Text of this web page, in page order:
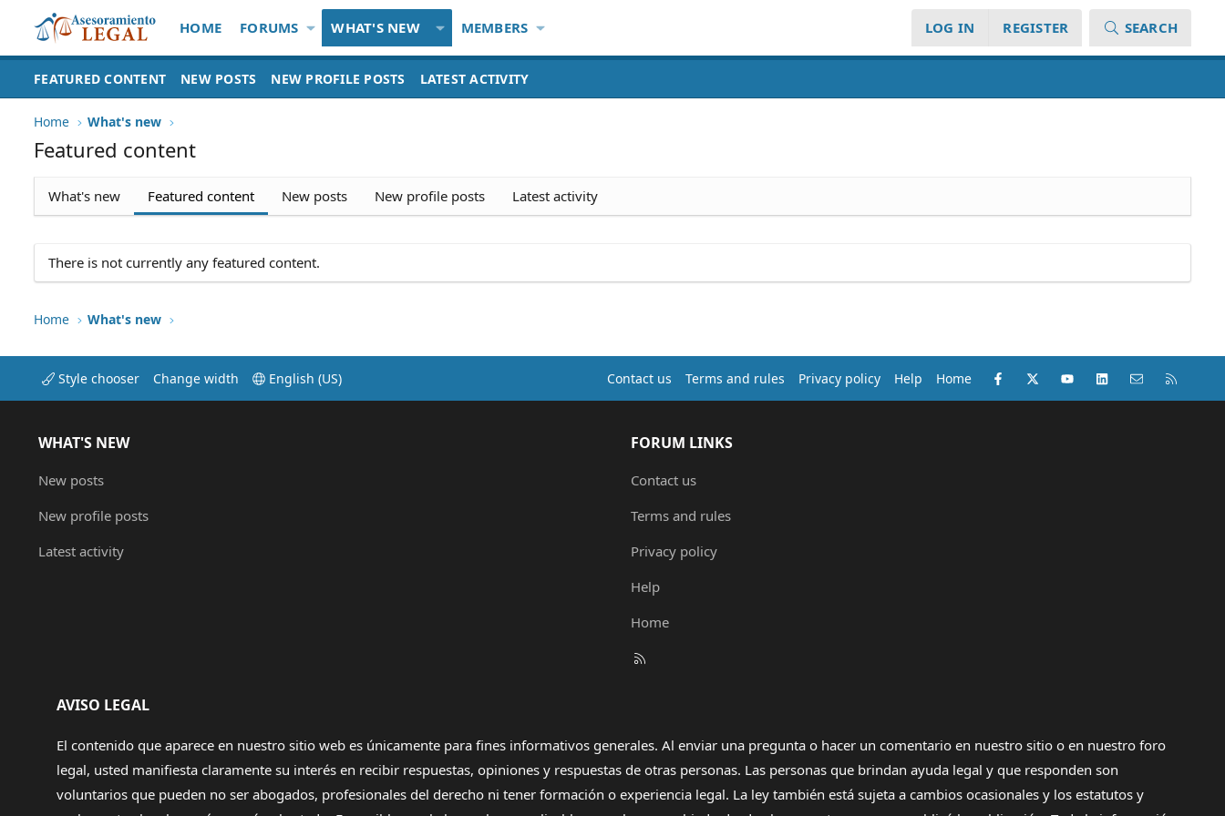
HOME FORUMS WHAT'S NEW MEMBERS LOG IN REGISTER SEARCH
FEATURED CONTENT NEW POSTS NEW PROFILE POSTS LATEST ACTIVITY
Home What's new
Featured content
What's new Featured content New posts New profile posts Latest activity
There is not currently any featured content.
Home What's new
Style chooser Change width English (US) Contact us Terms and rules Privacy policy Help Home Facebook
X youtubeLinkedInContact us
WHAT'S NEW
New posts
New profile posts
Latest activity
FORUM LINKS
Contact us
Terms and rules
Privacy policy
Help
Home
AVISO LEGAL
El contenido que aparece en nuestro sitio web es únicamente para fines informativos generales. Al enviar una pregunta o hacer un comentario en nuestro sitio o en nuestro foro
legal, usted manifiesta claramente su interés en recibir respuestas, opiniones y respuestas de otras personas. Las personas que brindan ayuda legal y que responden son
voluntarios que pueden no ser abogados, profesionales del derecho ni tener formación o experiencia legal. La ley también está sujeta a cambios ocasionales y los estatutos y